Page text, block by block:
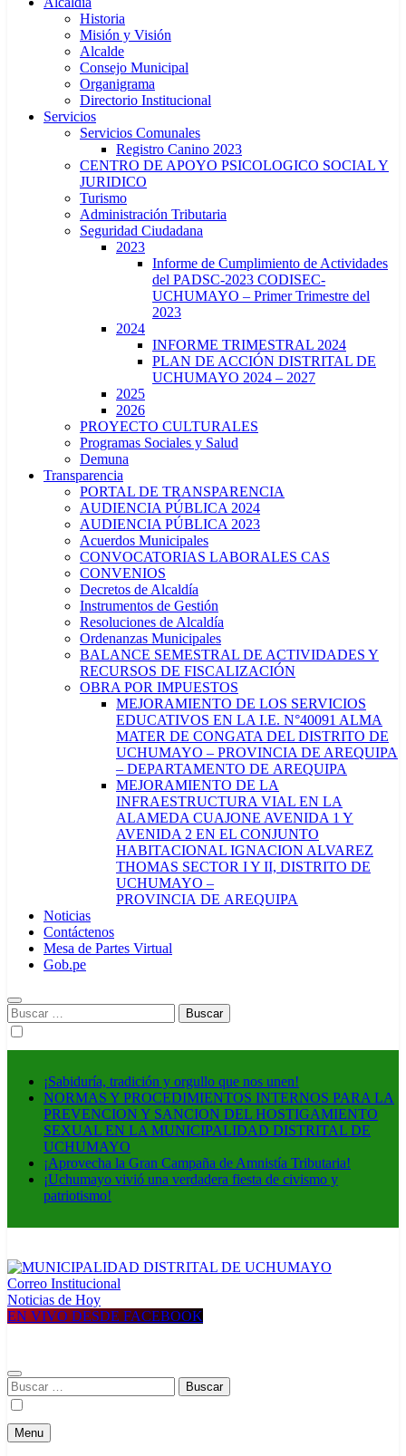
Historia
Misión y Visión
Alcalde
Consejo Municipal
Organigrama
Directorio Institucional
Servicios
Servicios Comunales
Registro Canino 2023
CENTRO DE APOYO PSICOLOGICO SOCIAL Y
JURIDICO
Turismo
Administración Tributaria
Seguridad Ciudadana
2023
Informe de Cumplimiento de Actividades
del PADSC-2023 CODISEC-
UCHUMAYO – Primer Trimestre del
2023
2024
INFORME TRIMESTRAL 2024
PLAN DE ACCIÓN DISTRITAL DE
UCHUMAYO 2024 – 2027
2025
2026
PROYECTO CULTURALES
Programas Sociales y Salud
Demuna
Transparencia
PORTAL DE TRANSPARENCIA
AUDIENCIA PÚBLICA 2024
AUDIENCIA PÚBLICA 2023
Acuerdos Municipales
CONVOCATORIAS LABORALES CAS
CONVENIOS
Decretos de Alcaldía
Instrumentos de Gestión
Resoluciones de Alcaldía
Ordenanzas Municipales
BALANCE SEMESTRAL DE ACTIVIDADES Y
RECURSOS DE FISCALIZACIÓN
OBRA POR IMPUESTOS
MEJORAMIENTO DE LOS SERVICIOS
EDUCATIVOS EN LA I.E. N°40091 ALMA
MATER DE CONGATA DEL DISTRITO DE
UCHUMAYO – PROVINCIA DE AREQUIPA
– DEPARTAMENTO DE AREQUIPA
MEJORAMIENTO DE LA
INFRAESTRUCTURA VIAL EN LA
ALAMEDA CUAJONE AVENIDA 1 Y
AVENIDA 2 EN EL CONJUNTO
HABITACIONAL IGNACION ALVAREZ
THOMAS SECTOR I Y II, DISTRITO DE
UCHUMAYO –
PROVINCIA DE AREQUIPA
Noticias
Contáctenos
Mesa de Partes Virtual
Gob.pe
Buscar:
¡Sabiduría, tradición y orgullo que nos unen!
NORMAS Y PROCEDIMIENTOS INTERNOS PARA LA
PREVENCION Y SANCION DEL HOSTIGAMIENTO
SEXUAL EN LA MUNICIPALIDAD DISTRITAL DE
UCHUMAYO
¡Aprovecha la Gran Campaña de Amnistía Tributaria!
¡Uchumayo vivió una verdadera fiesta de civismo y
patriotismo!
MUNICIPALIDAD DISTRITAL DE UCHUMAYO
Construyendo una nueva Historia
Correo Institucional
Noticias de Hoy
EN VIVO DESDE FACEBOOK
Buscar:
Menu